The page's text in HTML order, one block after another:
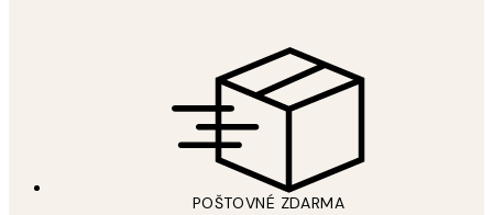
POŠTOVNÉ ZDARMA